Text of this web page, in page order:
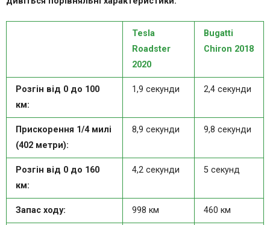
Tesla
Roadster
2020
Bugatti
Chiron 2018
Розгін від 0 до 100
км:
1,9 секунди 2,4 секунди
Прискорення 1/4 милі
(402 метри):
8,9 секунди 9,8 секунди
Розгін від 0 до 160
км:
4,2 секунди 5 секунд
Запас ходу: 998 км 460 км